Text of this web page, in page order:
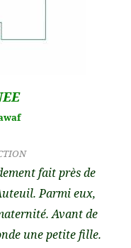
fait près de
Parmi eux,
Avant de
une petite fille.